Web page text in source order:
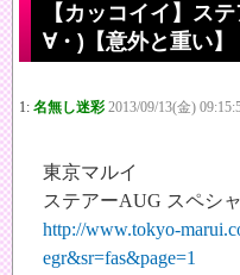
【カッコイイ】ス
∀・)【意外と重い】
1: 名無し迷彩 2013/09/13(金)
東京マルイ
ステアーAUG スペシ
http://www.tokyo-
egr&sr=fas&page=1